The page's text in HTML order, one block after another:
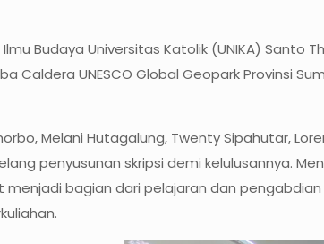
Budaya Universitas Katolik (UNIKA) Santo
Caldera UNESCO Global Geopark Provinsi
Melani Hutagalung, Twenty Sipahutar,
penyusunan skripsi demi kelulusannya.
menjadi bagian dari pelajaran dan